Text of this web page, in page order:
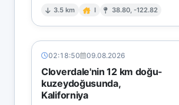
3.5 km I 38.80, -122.82
02:18:50 09.08.2026
Cloverdale'nin 12 km doğu-
kuzeydoğusunda,
Kaliforniya